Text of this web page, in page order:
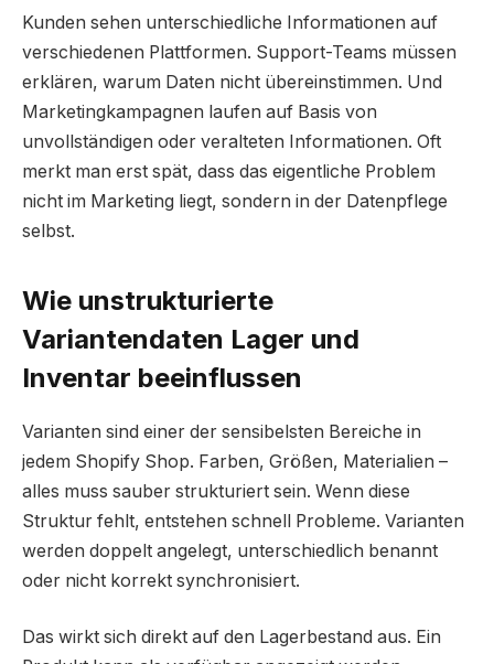
Kunden sehen unterschiedliche Informationen auf
verschiedenen Plattformen. Support-Teams müssen
erklären, warum Daten nicht übereinstimmen. Und
Marketingkampagnen laufen auf Basis von
unvollständigen oder veralteten Informationen. Oft
merkt man erst spät, dass das eigentliche Problem
nicht im Marketing liegt, sondern in der Datenpflege
selbst.
Wie unstrukturierte
Variantendaten Lager und
Inventar beeinflussen
Varianten sind einer der sensibelsten Bereiche in
jedem Shopify Shop. Farben, Größen, Materialien –
alles muss sauber strukturiert sein. Wenn diese
Struktur fehlt, entstehen schnell Probleme. Varianten
werden doppelt angelegt, unterschiedlich benannt
oder nicht korrekt synchronisiert.
Das wirkt sich direkt auf den Lagerbestand aus. Ein